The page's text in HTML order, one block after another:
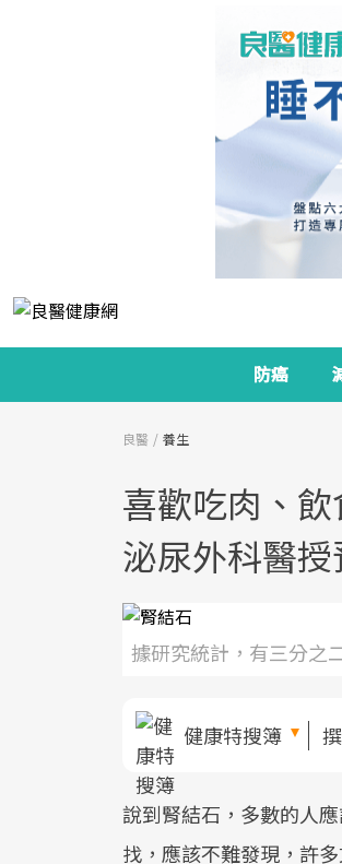
防癌
良醫 養生
喜歡吃肉、
泌尿外科醫
據研究統計，有三分之
健康特搜簿
說到腎結石，多數的人
找，應該不難發現，許